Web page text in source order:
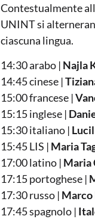
Contestualmente
UNINT si
ciascuna lingua.
14:30 arabo | Najla
14:45 cinese |
15:00 francese |
15:15 inglese |
15:30 italiano |
15:45 LIS | Maria
17:00 latino | Maria
17:15 portoghese |
17:30 russo | Marco
17:45 spagnolo |